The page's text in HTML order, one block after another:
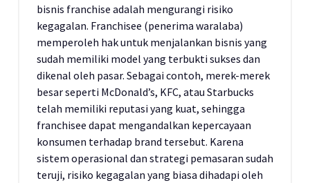
bisnis franchise adalah mengurangi risiko
kegagalan. Franchisee (penerima waralaba)
memperoleh hak untuk menjalankan bisnis yang
sudah memiliki model yang terbukti sukses dan
dikenal oleh pasar. Sebagai contoh, merek-merek
besar seperti McDonald’s, KFC, atau Starbucks
telah memiliki reputasi yang kuat, sehingga
franchisee dapat mengandalkan kepercayaan
konsumen terhadap brand tersebut. Karena
sistem operasional dan strategi pemasaran sudah
teruji, risiko kegagalan yang biasa dihadapi oleh